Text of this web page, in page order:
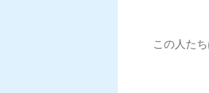
この人た